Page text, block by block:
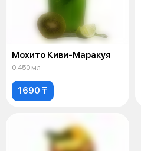
Мохито Киви-Маракуя
0.450 мл
1690 ₸